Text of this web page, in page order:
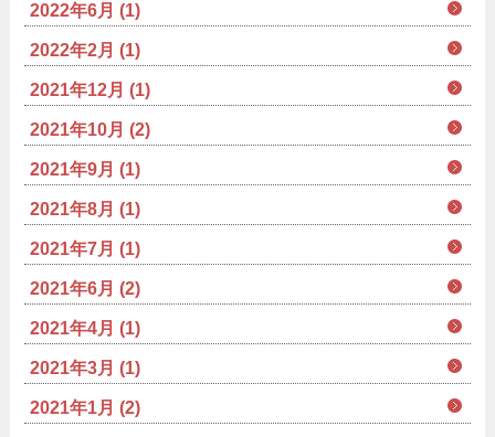
2022年6月 (1)
2022年2月 (1)
2021年12月 (1)
2021年10月 (2)
2021年9月 (1)
2021年8月 (1)
2021年7月 (1)
2021年6月 (2)
2021年4月 (1)
2021年3月 (1)
2021年1月 (2)